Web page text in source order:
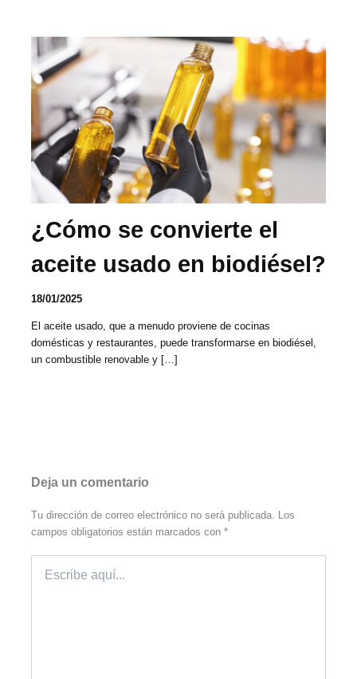
¿Cómo se convierte el
aceite usado en biodiésel?
18/01/2025
El aceite usado, que a menudo proviene de cocinas
domésticas y restaurantes, puede transformarse en biodiésel,
un combustible renovable y […]
Deja un comentario
Tu dirección de correo electrónico no será publicada.
Los
campos obligatorios están marcados con *
aquí...